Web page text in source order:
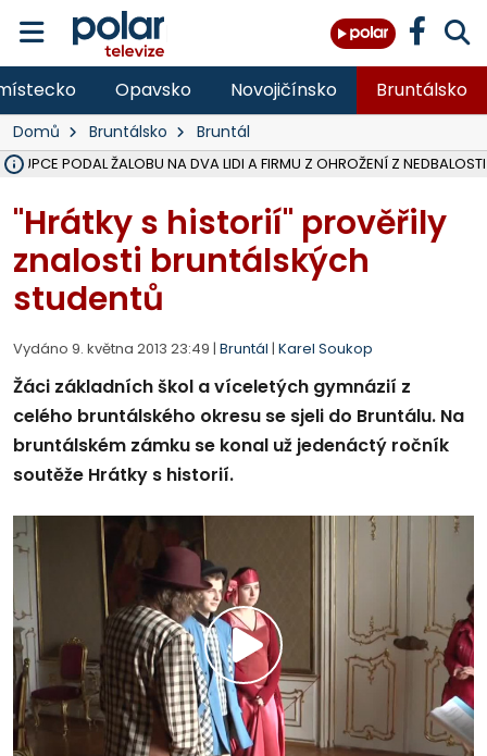
Opavsko Novojičínsko Bruntálsko
Domů Bruntálsko Bruntál
PODAL ŽALOBU NA DVA LIDI A FIRMU Z OHROŽENÍ Z NEDBALOSTI
"Hrátky s historií" prověřily
znalosti bruntálských
studentů
Vydáno 9. května 2013 23:49 | Bruntál | Karel Soukop
Žáci základních škol a víceletých gymnázií z
celého bruntálského okresu se sjeli do Bruntálu. Na
bruntálském zámku se konal už jedenáctý ročník
soutěže Hrátky s historií.
Přehrát
video